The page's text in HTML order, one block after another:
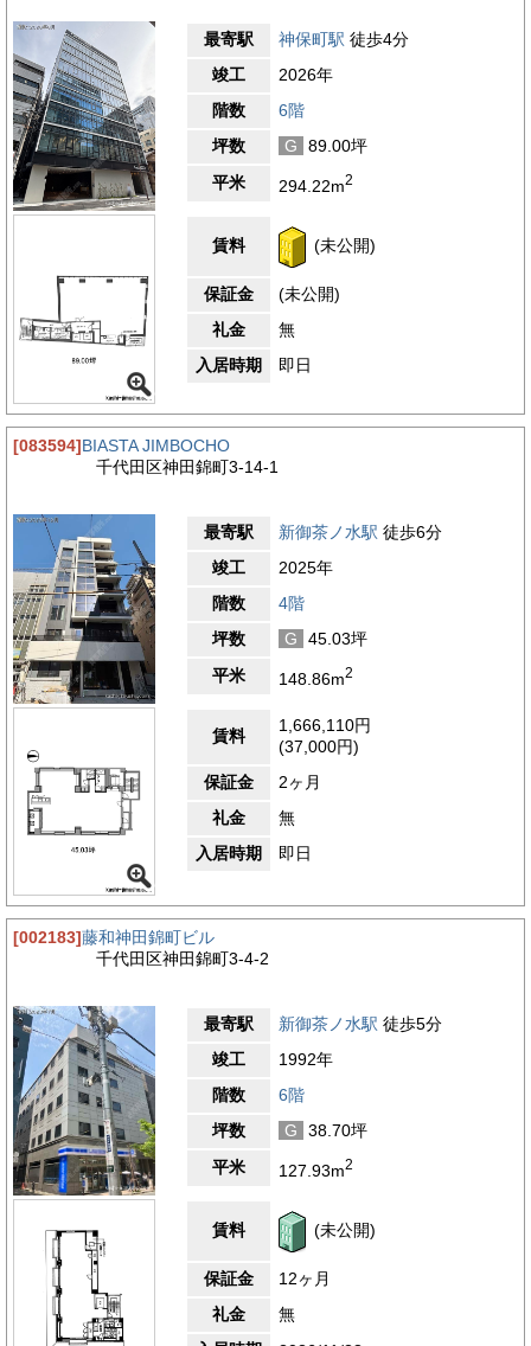
最寄駅 神保町駅 徒歩4分
竣工
2026年
階数
6階
坪数
G
89.00坪
平米
294.22m2
賃料 (未公開)
保証金
(未公開)
礼金
無
入居時期
即日
[083594]BIASTA JIMBOCHO
千代田区神田錦町3-14-1
最寄駅 新御茶ノ水駅 徒歩6分
竣工
2025年
階数
4階
坪数
G
45.03坪
平米
148.86m2
賃料
1,666,110円
(37,000円)
保証金
2ヶ月
礼金
無
入居時期
即日
[002183]藤和神田錦町ビル
千代田区神田錦町3-4-2
最寄駅 新御茶ノ水駅 徒歩5分
竣工
1992年
階数
6階
坪数
G
38.70坪
平米
127.93m2
賃料 (未公開)
保証金
12ヶ月
礼金
無